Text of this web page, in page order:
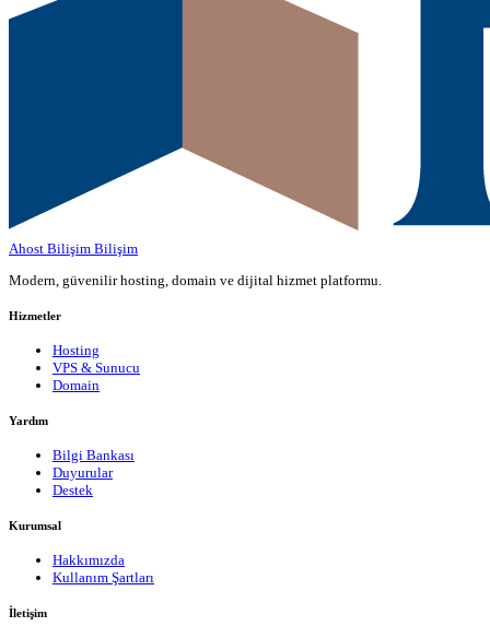
Ahost Bilişim Bilişim
Modern, güvenilir hosting, domain ve dijital hizmet platformu.
Hizmetler
Hosting
VPS & Sunucu
Domain
Yardım
Bilgi Bankası
Duyurular
Destek
Kurumsal
Hakkımızda
Kullanım Şartları
İletişim